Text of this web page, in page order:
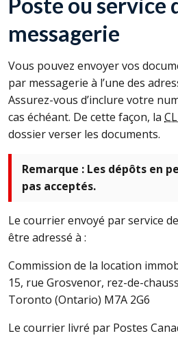
messagerie
Vous pouvez envoyer vos
par messagerie à l’une des
Assurez-vous d’inclure votre
cas échéant. De cette façon, la
dossier verser les documents.
Remarque : Les dépôts en
pas acceptés.
Le courrier envoyé par service
être adressé à :
Commission de la location
15, rue Grosvenor, rez-de-
Toronto (Ontario) M7A 2G6
Le courrier livré par Postes